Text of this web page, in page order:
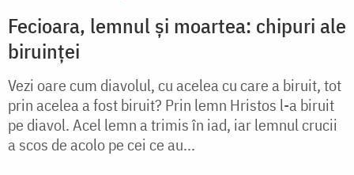
Fecioara, lemnul și moartea: chipuri ale
biruinței
Vezi oare cum diavolul, cu acelea cu care a biruit, tot
prin acelea a fost biruit? Prin lemn Hristos l-a biruit
pe diavol. Acel lemn a trimis în iad, iar lemnul crucii
a scos de acolo pe cei ce au...